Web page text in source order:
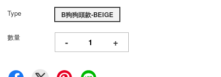
Type B狗狗頭款-BEIGE
數量 - +